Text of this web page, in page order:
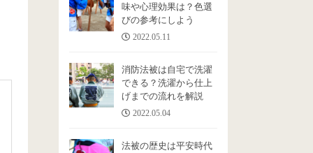
味や心理効果は？色選
びの参考にしよう
2022.05.11
消防法被は自宅で洗濯
できる？洗濯から仕上
げまでの流れを解説
2022.05.04
法被の歴史は平安時代